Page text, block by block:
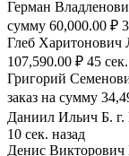
Герман
сумму 60,000.00 ₽
Глеб Харитонович
107,590.00 ₽ 45
Григорий
заказ на сумму
Даниил Ильич Б. г.
10 сек. назад
Денис